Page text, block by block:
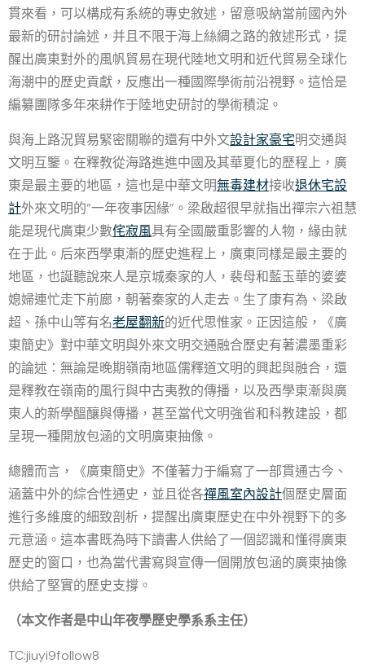
貫來看，可以構成有系統的專史敘述，留意吸納當前國內外
最新的研討論述，并且不限于海上絲綢之路的敘述形式，提
醒出廣東對外的風帆貿易在現代陸地文明和近代貿易全球化
海潮中的歷史貢獻，反應出一種國際學術前沿視野。這恰是
編纂團隊多年來耕作于陸地史研討的學術積淀。
與海上路況貿易緊密關聯的還有中外文設計家豪宅明交通與
文明互鑒。在釋教從海路進進中國及其華夏化的歷程上，廣
東是最主要的地區，這也是中華文明無毒建材接收退休宅設
計外來文明的“一年夜事因緣”。梁啟超很早就指出禪宗六祖慧
能是現代廣東少數侘寂風具有全國嚴重影響的人物，緣由就
在于此。后來西學東漸的歷史進程上，廣東同樣是最主要的
地區，也誕聽說來人是京城秦家的人，裴母和藍玉華的婆婆
媳婦連忙走下前廊，朝著秦家的人走去。生了康有為、梁啟
超、孫中山等有名老屋翻新的近代思惟家。正因這般，《廣
東簡史》對中華文明與外來文明交通融合歷史有著濃墨重彩
的論述：無論是晚期嶺南地區儒釋道文明的興起與融合，還
是釋教在嶺南的風行與中古夷教的傳播，以及西學東漸與廣
東人的新學醞釀與傳播，甚至當代文明強省和科教建設，都
呈現一種開放包涵的文明廣東抽像。
總體而言，《廣東簡史》不僅著力于編寫了一部貫通古今、
涵蓋中外的綜合性通史，並且從各禪風室內設計個歷史層面
進行多維度的細致剖析，提醒出廣東歷史在中外視野下的多
元意涵。這本書既為時下讀書人供給了一個認識和懂得廣東
歷史的窗口，也為當代書寫與宣傳一個開放包涵的廣東抽像
供給了堅實的歷史支撐。
（本文作者是中山年夜學歷史學系系主任）
TC:jiuyi9follow8